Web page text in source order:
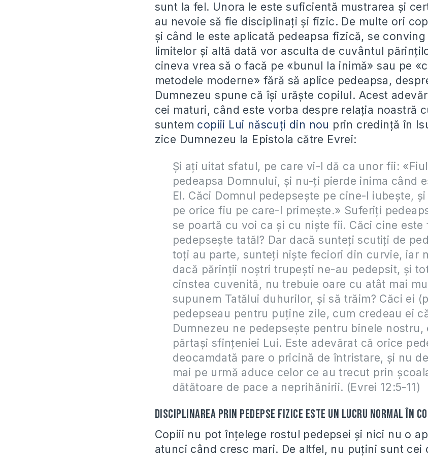
sunt la fel. Unora le este suficientă mustrarea şi
au nevoie să fie disciplinaţi şi fizic. De multe ori
şi când le este aplicată pedeapsa fizică, se
limitelor şi altă dată vor asculta de cuvântul
cineva vrea să o facă pe «bunul la inimă» sau pe
metodele moderne» fără să aplice pedeapsa,
Dumnezeu spune că îşi urăşte copilul. Acest
cei maturi, când este vorba despre relaţia noastră
suntem copiii Lui născuţi din nou prin credinţă în
zice Dumnezeu la Epistola către Evrei:
Şi aţi uitat sfatul, pe care vi-l dă ca unor fii:
pedeapsa Domnului, şi nu-ţi pierde inima când
El. Căci Domnul pedepseşte pe cine-l iubeşte,
pe orice fiu pe care-l primeşte.» Suferiţi
se poartă cu voi ca şi cu nişte fii. Căci cine
pedepseşte tatăl? Dar dacă sunteţi scutiţi de
toţi au parte, sunteţi nişte feciori din curvie, iar
dacă părinţii noştri trupeşti ne-au pedepsit, şi
cinstea cuvenită, nu trebuie oare cu atât mai
supunem Tatălui duhurilor, şi să trăim? Căci ei
pedepseau pentru puţine zile, cum credeau ei
Dumnezeu ne pedepseşte pentru binele nostru,
părtaşi sfinţeniei Lui. Este adevărat că orice
deocamdată pare o pricină de întristare, şi nu
mai pe urmă aduce celor ce au trecut prin
dătătoare de pace a neprihănirii. (Evrei 12:5-11)
Disciplinarea prin pedepse fizice este un lucru normal în
Copiii nu pot înţelege rostul pedepsei şi nici nu o
atunci când cresc mari. De altfel, nu puţini sunt cei